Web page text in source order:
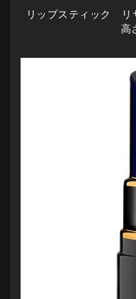
リップスティック リ
高